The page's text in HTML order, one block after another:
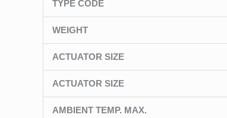
TYPE CODE
WEIGHT
ACTUATOR SIZE
ACTUATOR SIZE
AMBIENT TEMP. MAX.